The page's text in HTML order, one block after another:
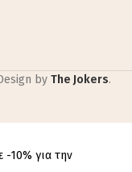
by The Jokers.
-10% για την